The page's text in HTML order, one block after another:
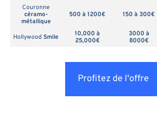
Couronne
céramo-
métallique
500 à 1200€ 150 à 300€
Hollywood Smile
10,000 à
25,000€
3000 à
8000€
Profitez de l'offre